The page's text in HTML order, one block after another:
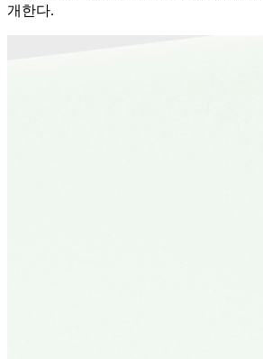
개한다.